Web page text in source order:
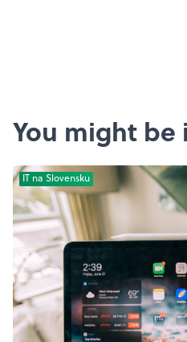
You might
IT na Slovensku